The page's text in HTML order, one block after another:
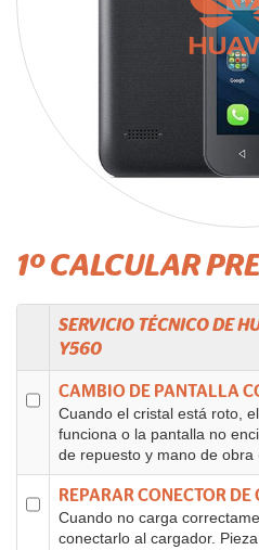
1º CALCULAR
SERVICIO TÉCNICO DE
Y560
CAMBIO DE PANTALLA
Cuando el cristal está roto,
funciona o la pantalla no
de repuesto y mano de obra
REPARAR CONECTOR DE
Cuando no carga
conectarlo al cargador.